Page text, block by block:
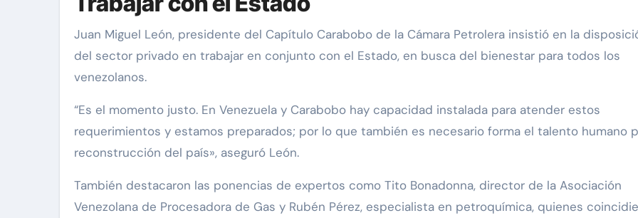
Juan Miguel León, presidente del Capítulo Carabobo de la Cámara Petrolera insistió en la
del sector privado en trabajar en conjunto con el Estado, en busca del bienestar para todos los
venezolanos.
“Es el momento justo. En Venezuela y Carabobo hay capacidad instalada para atender estos
requerimientos y estamos preparados; por lo que también es necesario forma el talento humano
reconstrucción del país», aseguró León.
También destacaron las ponencias de expertos como Tito Bonadonna, director de la Asociación
Venezolana de Procesadora de Gas y Rubén Pérez, especialista en petroquímica, quienes